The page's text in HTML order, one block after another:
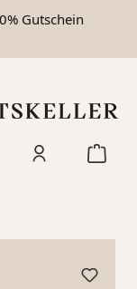
Gutschein